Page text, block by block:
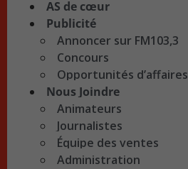
AS de cœur
Publicité
Annoncer sur FM103,3
Concours
Opportunités d’affaires
Nous Joindre
Animateurs
Journalistes
Équipe des ventes
Administration